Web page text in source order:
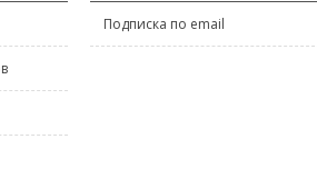
Подписка по email